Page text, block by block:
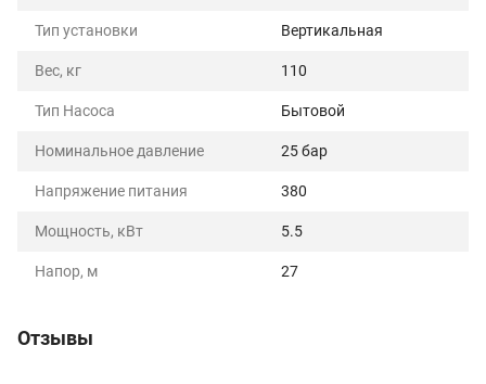
Тип установки Вертикальная
Вес, кг 110
Тип Насоса Бытовой
Номинальное давление 25 бар
Напряжение питания 380
Мощность, кВт 5.5
Напор, м 27
Отзывы